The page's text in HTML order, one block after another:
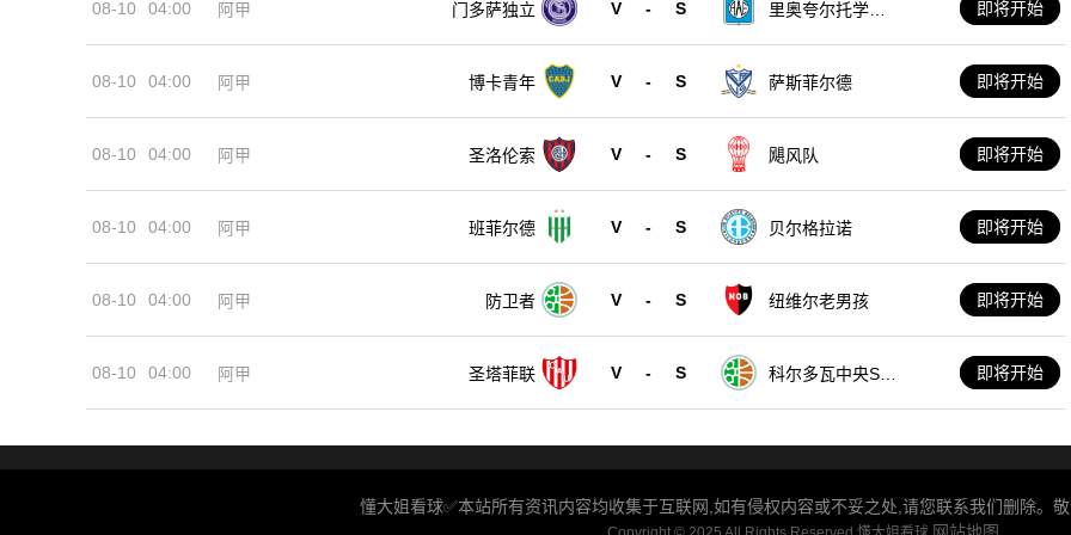
08-10 04:00 阿甲 门多萨独立 V - S
里奥夸尔托学生
即将开始
08-10 04:00 阿甲 博卡青年 V - S 萨斯菲尔德 即将开始
08-10 04:00 阿甲 圣洛伦索 V - S 飓风队 即将开始
08-10 04:00 阿甲 班菲尔德 V - S 贝尔格拉诺 即将开始
08-10 04:00 阿甲 防卫者 V - S 纽维尔老男孩 即将开始
08-10 04:00 阿甲 圣塔菲联 V - S
科尔多瓦中央SD
即将开始
懂大姐看球✅本站所有资讯内容均收集于互联网,如有侵权内容或不妥之处,请您联系我们删除。
网站地图